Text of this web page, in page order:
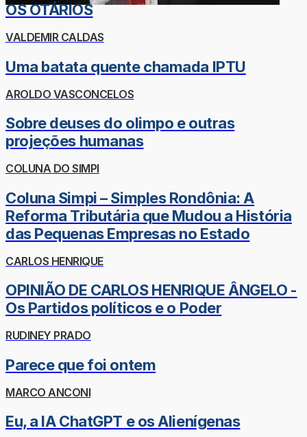
OS OTÁRIOS
VALDEMIR CALDAS
Uma batata quente chamada IPTU
AROLDO VASCONCELOS
Sobre deuses do olimpo e outras
projeções humanas
COLUNA DO SIMPI
Coluna Simpi – Simples Rondônia: A
Reforma Tributária que Mudou a História
das Pequenas Empresas no Estado
CARLOS HENRIQUE
OPINIÃO DE CARLOS HENRIQUE ÂNGELO -
Os Partidos políticos e o Poder
RUDINEY PRADO
Parece que foi ontem
MARCO ANCONI
Eu, a IA ChatGPT e os Alienígenas